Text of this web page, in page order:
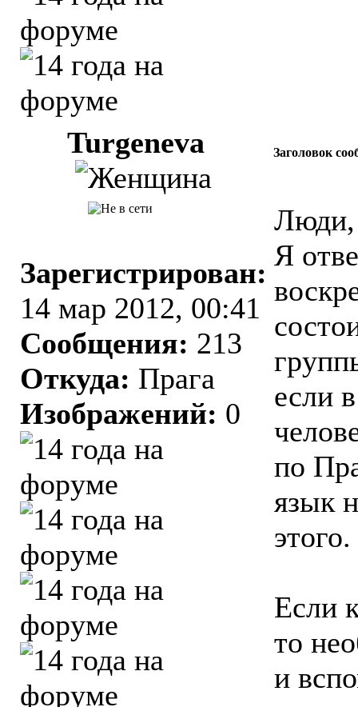
Turgeneva Заголовок
Зарегистрирован:
14 мар 2012, 00:41
Сообщения: 213
Откуда: Прага
Изображений: 0
Люди,
Я
если
по
язык
этого.
Если
то
и